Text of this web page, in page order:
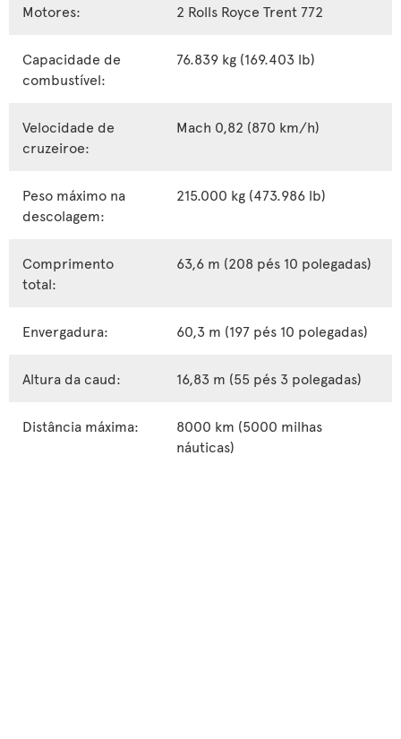
Motores: 2 Rolls Royce Trent 772
Capacidade de
combustível:
76.839 kg (169.403 lb)
Velocidade de
cruzeiroe:
Mach 0,82 (870 km/h)
Peso máximo na
descolagem:
215.000 kg (473.986 lb)
Comprimento
total:
63,6 m (208 pés 10 polegadas)
Envergadura: 60,3 m (197 pés 10 polegadas)
Altura da caud: 16,83 m (55 pés 3 polegadas)
Distância máxima:
8000 km (5000 milhas
náuticas)